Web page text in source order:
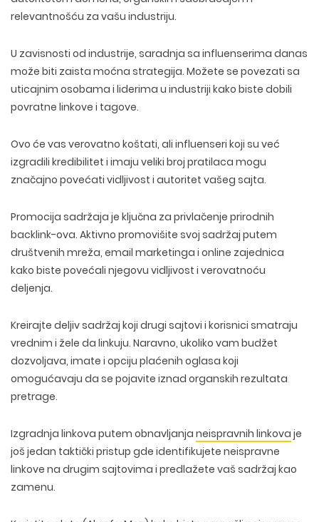
relevantnošću za vašu industriju.
U zavisnosti od industrije, saradnja sa influenserima danas
može biti zaista moćna strategija. Možete se povezati sa
uticajnim osobama i liderima u industriji kako biste dobili
povratne linkove i tagove.
Ovo će vas verovatno koštati, ali influenseri koji su već
izgradili kredibilitet i imaju veliki broj pratilaca mogu
značajno povećati vidljivost i autoritet vašeg sajta.
Promocija sadržaja je ključna za privlačenje prirodnih
backlink-ova. Aktivno promovišite svoj sadržaj putem
društvenih mreža, email marketinga i online zajednica
kako biste povećali njegovu vidljivost i verovatnoću
deljenja.
Kreirajte deljiv sadržaj koji drugi sajtovi i korisnici smatraju
vrednim i žele da linkuju. Naravno, ukoliko vam budžet
dozvoljava, imate i opciju plaćenih oglasa koji
omogućavaju da se pojavite iznad organskih rezultata
pretrage.
Izgradnja linkova putem obnavljanja neispravnih linkova je
još jedan taktički pristup gde identifikujete neispravne
linkove na drugim sajtovima i predlažete vaš sadržaj kao
zamenu.